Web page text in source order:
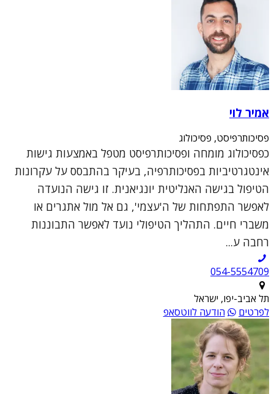
אמיר לוי
פסיכותרפיסט, פסיכולוג
כפסיכולוג מומחה ופסיכותרפיסט מטפל באמצעות גישות
אינטגרטיביות בפסיכותרפיה, בעיקר בהתבסס על עקרונות
הטיפול בגישה האנליטית יונגיאנית. זו גישה הנועדה
לאפשר התפתחות של ה'עצמי', גם אל מול אתגרים או
משברי חיים. התהליך הטיפולי נועד לאפשר התבוננות
רחבה ע...
054-5554709
תל אביב-יפו, ישראל
לפרטים
הודעה לווטסאפ